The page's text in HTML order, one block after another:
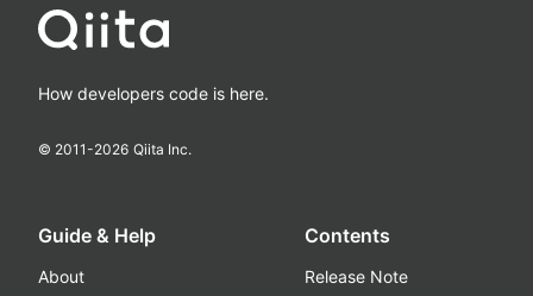
How developers code is here.
© 2011-2026 Qiita Inc.
Guide & Help
About
Contents
Release Note